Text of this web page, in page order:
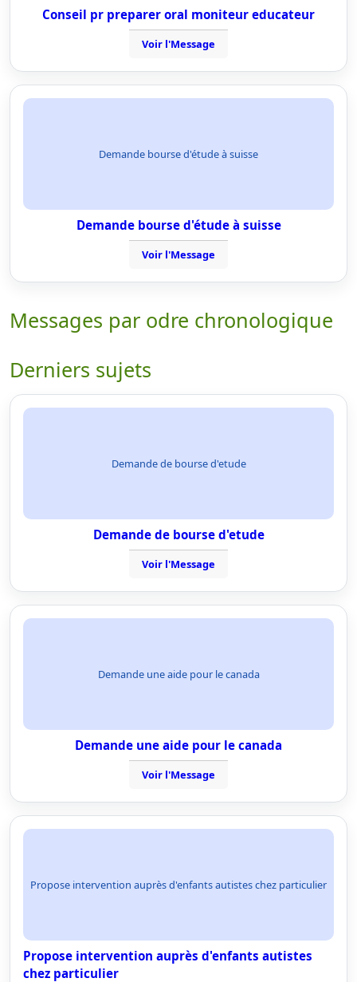
Conseil pr preparer oral moniteur educateur
Voir l'Message
Demande bourse d'étude à suisse
Demande bourse d'étude à suisse
Voir l'Message
Messages par odre chronologique
Derniers sujets
Demande de bourse d'etude
Demande de bourse d'etude
Voir l'Message
Demande une aide pour le canada
Demande une aide pour le canada
Voir l'Message
Propose intervention auprès d'enfants autistes chez particulier
Propose intervention auprès d'enfants autistes
chez particulier